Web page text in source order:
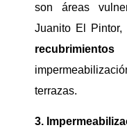
son áreas
Juanito El Pintor,
recubrimientos
terrazas.
3.